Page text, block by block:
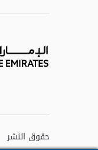
برعاية
حقوق النشر